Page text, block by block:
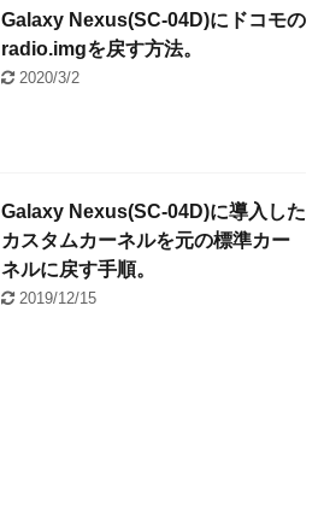
Galaxy Nexus(SC-04D)にドコモの
radio.imgを戻す方法。
2020/3/2
Galaxy Nexus(SC-04D)に導入した
カスタムカーネルを元の標準カー
ネルに戻す手順。
2019/12/15